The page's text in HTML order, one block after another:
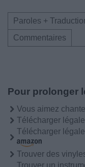
Paroles +
Commentaires
Pour prolonger
Vous aimez
Télécharger
Télécharger
Trouver des
Trouver un